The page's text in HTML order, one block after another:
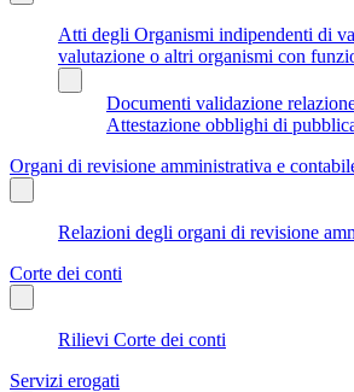
Atti degli Organismi indipendenti di
valutazione o altri organismi con
Documenti validazione
Attestazione obblighi di
Organi di revisione amministrativa e
Relazioni degli organi di revisione
Corte dei conti
Rilievi Corte dei conti
Servizi erogati